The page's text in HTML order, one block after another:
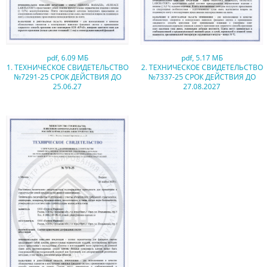
pdf, 6.09 МБ
1. ТЕХНИЧЕСКОЕ СВИДЕТЕЛЬСТВО
№7291-25 СРОК ДЕЙСТВИЯ ДО
25.06.27
pdf, 5.17 МБ
2. ТЕХНИЧЕСКОЕ СВИДЕТЕЛЬСТВО
№7337-25 СРОК ДЕЙСТВИЯ ДО
27.08.2027